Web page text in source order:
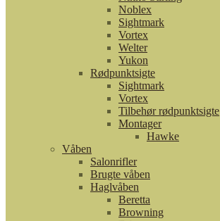
Noblex
Sightmark
Vortex
Welter
Yukon
Rødpunktsigte
Sightmark
Vortex
Tilbehør rødpunktsigte
Montager
Hawke
Våben
Salonrifler
Brugte våben
Haglvåben
Beretta
Browning